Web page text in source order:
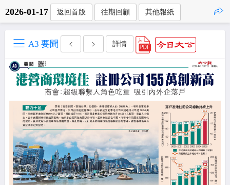
2026-01-17 返回首版 往期回顧 其他報紙
A3 要聞 詳情